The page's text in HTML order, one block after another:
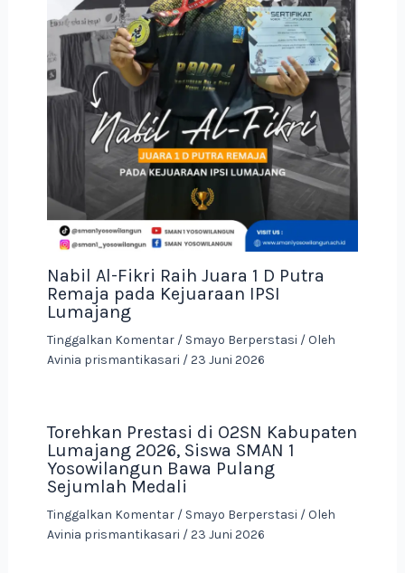
Nabil Al-Fikri Raih Juara 1 D Putra
Remaja pada Kejuaraan IPSI
Lumajang
Tinggalkan Komentar / Smayo Berperstasi / Oleh
Avinia prismantikasari /23 Juni 2026
Torehkan Prestasi di O2SN Kabupaten
Lumajang 2026, Siswa SMAN 1
Yosowilangun Bawa Pulang
Sejumlah Medali
Tinggalkan Komentar / Smayo Berperstasi / Oleh
Avinia prismantikasari /23 Juni 2026